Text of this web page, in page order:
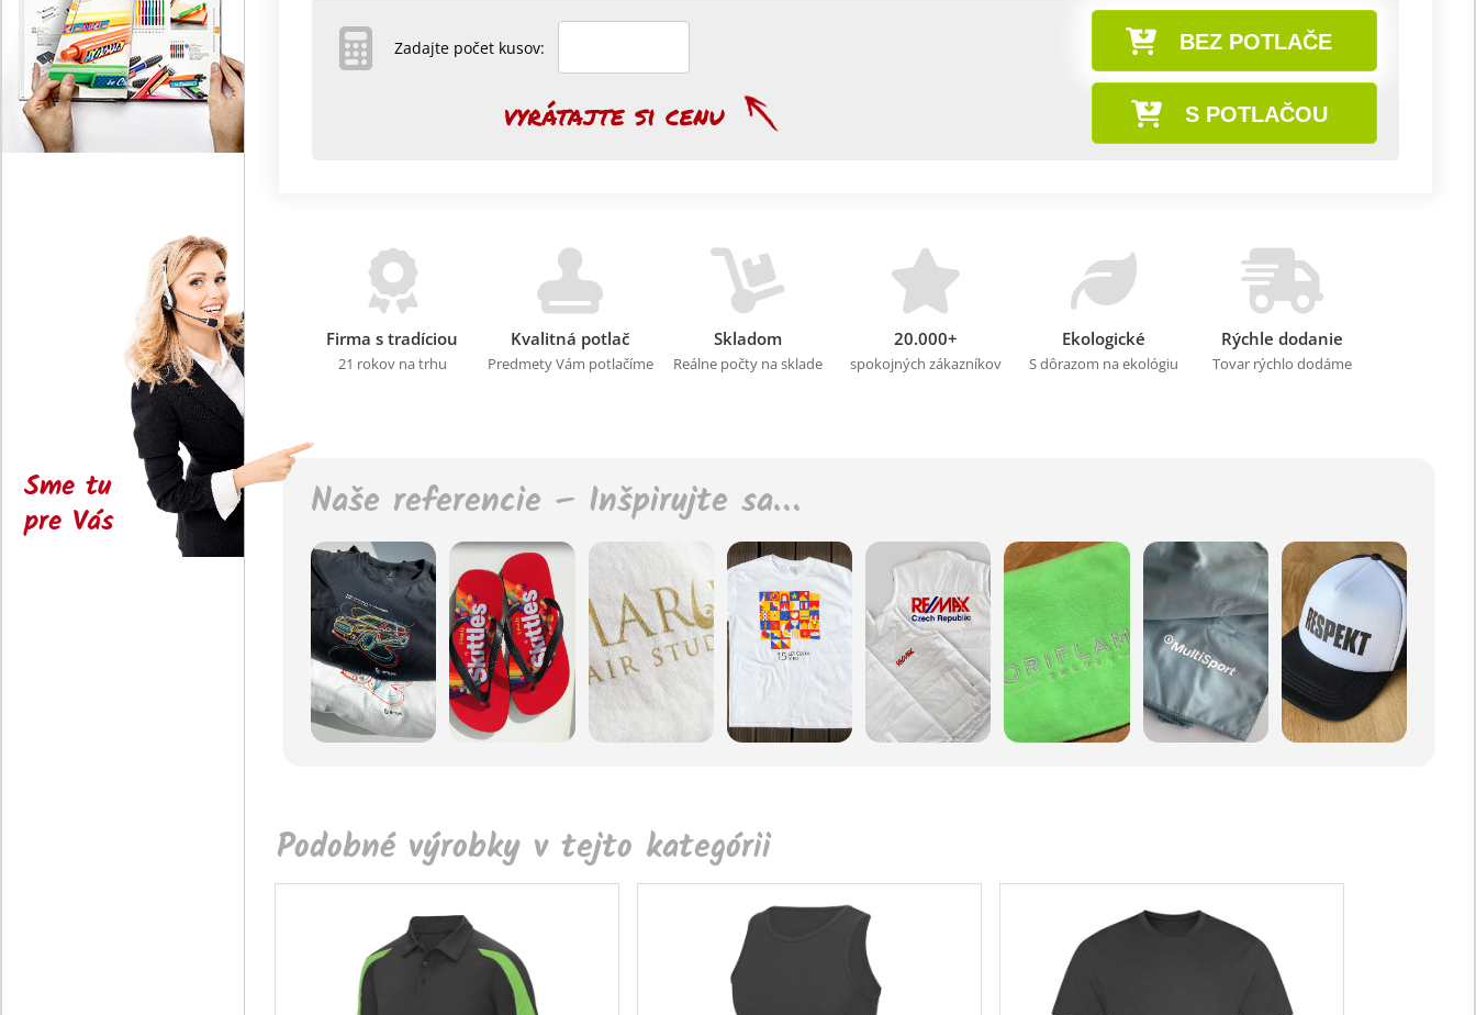
Sme tu
pre Vás
BEZ POTLAČE
S POTLAČOU
Zadajte počet kusov:
Firma s tradíciou
21 rokov na trhu
Kvalitná potlač
Predmety Vám potlačíme
Skladom
Reálne počty na sklade
20.000+
spokojných zákazníkov
Ekologické
S dôrazom na ekológiu
Rýchle dodanie
Tovar rýchlo dodáme
Naše referencie – Inšpirujte sa…
Podobné výrobky v tejto kategórii